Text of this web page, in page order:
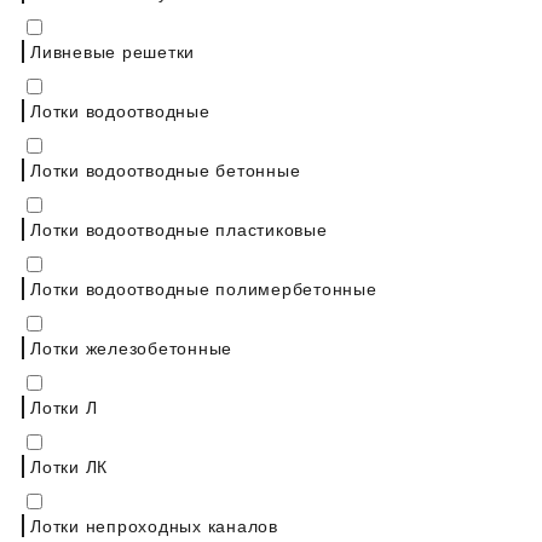
Ливневые решетки
Лотки водоотводные
Лотки водоотводные бетонные
Лотки водоотводные пластиковые
Лотки водоотводные полимербетонные
Лотки железобетонные
Лотки Л
Лотки ЛК
Лотки непроходных каналов